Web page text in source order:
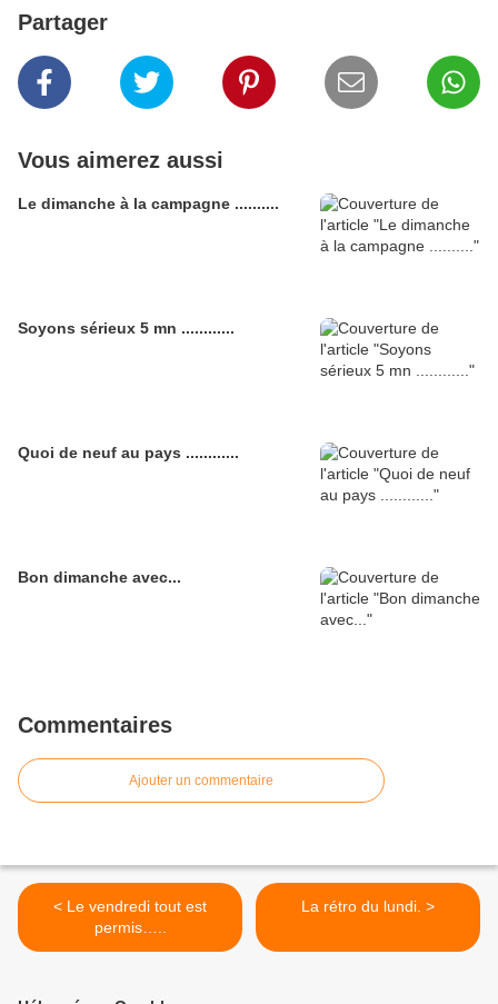
Partager
Vous aimerez aussi
Le dimanche à la campagne ..........
Soyons sérieux 5 mn ............
Quoi de neuf au pays ............
Bon dimanche avec...
Commentaires
Ajouter un commentaire
< Le vendredi tout est
permis…..
La rétro du lundi. >